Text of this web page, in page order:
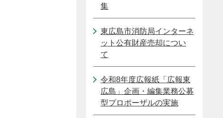
集
東広島市消防局インターネ
ット公有財産売却につい
て
令和8年度広報紙「広報東
広島」企画・編集業務公募
型プロポーザルの実施